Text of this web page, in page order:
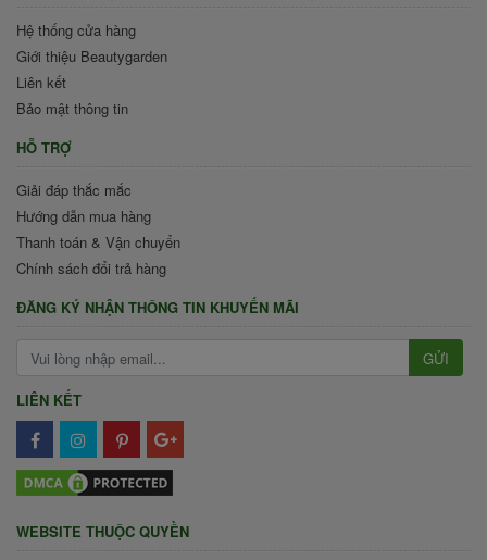
Hệ thống cửa hàng
Giới thiệu Beautygarden
Liên kết
Bảo mật thông tin
HỖ TRỢ
Giải đáp thắc mắc
Hướng dẫn mua hàng
Thanh toán & Vận chuyển
Chính sách đổi trả hàng
ĐĂNG KÝ NHẬN THÔNG TIN KHUYẾN MÃI
GỬI
LIÊN KẾT
WEBSITE THUỘC QUYỀN